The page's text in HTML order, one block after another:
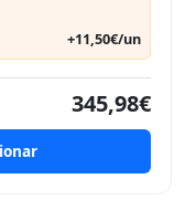
+11,50€/un
345,98€